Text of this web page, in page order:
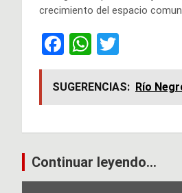
crecimiento del espacio
F
a
ce
b
o
o
k
W
h
at
s
A
p
p
wi
tt
er
SUGERENCIAS: Río
Navegación
Continuar leyendo...